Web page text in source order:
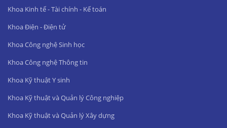
Khoa Kinh tế - Tài chính - Kế toán
Khoa Điện - Điện tử
Khoa Công nghệ Sinh học
Khoa Công nghệ Thông tin
Khoa Kỹ thuật Y sinh
Khoa Kỹ thuật và Quản lý Công nghiệp
Khoa Kỹ thuật và Quản lý Xây dựng